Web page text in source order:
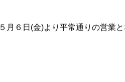
５月６日(金)より平常通りの営業と